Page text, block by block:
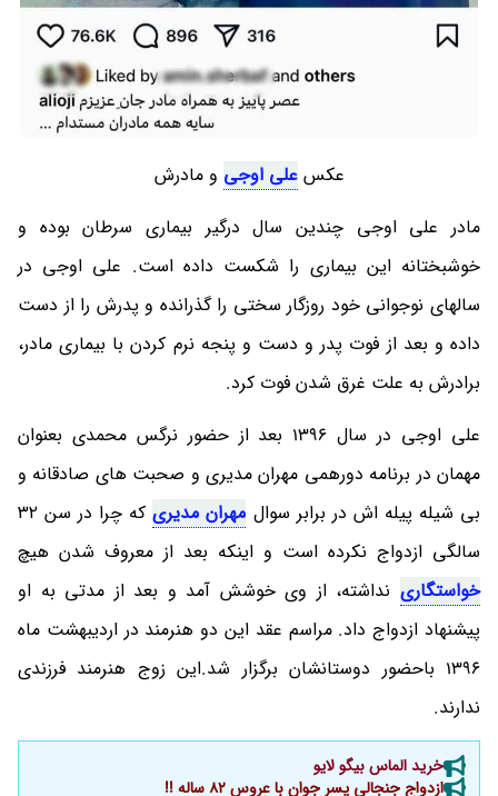
عکسعلی اوجی و مادرش
مادر علی اوجی چندین سال درگیر بیماری سرطان بوده و
خوشبختانه این بیماری را شکست داده است. علی اوجی در
سالهای نوجوانی خود روزگار سختی را گذرانده و پدرش را از دست
داده و بعد از فوت پدر و دست و پنجه نرم کردن با بیماری مادر،
برادرش به علت غرق شدن فوت کرد.
علی اوجی در سال 1396 بعد از حضور نرگس محمدی بعنوان
مهمان در برنامه دورهمی مهران مدیری و صحبت های صادقانه و
بی شیله پیله اش در برابر سوال مهران مدیری
که چرا در سن ۳۲
سالگی ازدواج نکرده است و اینکه بعد از معروف شدن هیچ
خواستگاری نداشته، از وی خوشش آمد و بعد از مدتی به او
پیشنهاد ازدواج داد. مراسم عقد این دو هنرمند در اردیبهشت ماه
1396 باحضور دوستانشان برگزار شد.این زوج هنرمند فرزندی
ندارند.
خرید الماس بیگو لایو
ازدواج جنجالی پسر جوان با عروس 82 ساله !!